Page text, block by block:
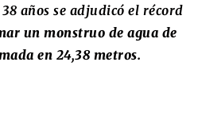
años se adjudicó el récord
un monstruo de agua de
en 24,38 metros.